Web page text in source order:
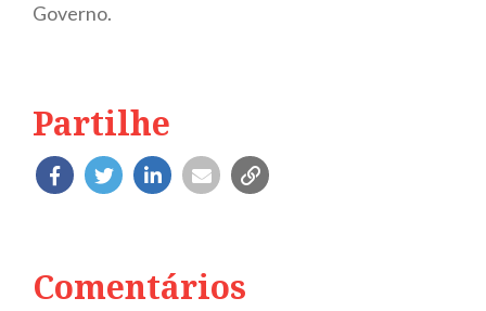
Governo.
Partilhe
Comentários